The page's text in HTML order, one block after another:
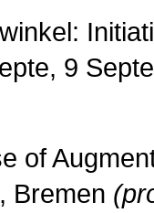
9
of
Bremen